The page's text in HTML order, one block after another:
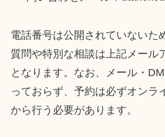
電話番号は公開されていないた
質問や特別な相談は上記メール
となります。なお、メール・
っておらず、予約は必ずオンラ
から行う必要があります。